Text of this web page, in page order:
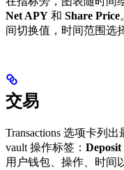
Net APY 和 Share Price
间切换值，时间范围选
交易
Transactions 选项卡列
vault 操作标签： Deposit
用户钱包、操作、时间